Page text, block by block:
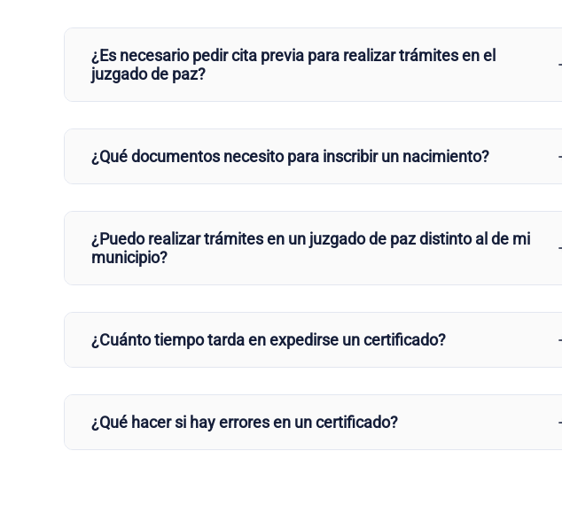
¿Es necesario pedir cita previa para realizar trámites en el
juzgado de paz?
¿Qué documentos necesito para inscribir un nacimiento?
¿Puedo realizar trámites en un juzgado de paz distinto al de mi
municipio?
¿Cuánto tiempo tarda en expedirse un certificado?
¿Qué hacer si hay errores en un certificado?